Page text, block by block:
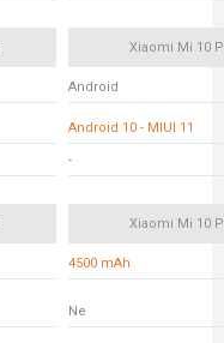
Xiaomi Mi 10
Android
Android 10 - MIUI 11
-
Xiaomi Mi 10
4500 mAh
Ne